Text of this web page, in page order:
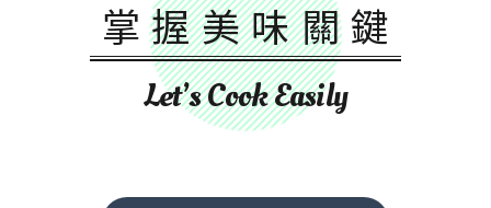
掌握美味關鍵
Let’s Cook Easily